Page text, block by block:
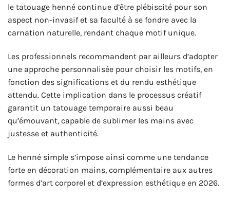
le tatouage henné continue d’être plébiscité pour son
aspect non-invasif et sa faculté à se fondre avec la
carnation naturelle, rendant chaque motif unique.
Les professionnels recommandent par ailleurs d’adopter
une approche personnalisée pour choisir les motifs, en
fonction des significations et du rendu esthétique
attendu. Cette implication dans le processus créatif
garantit un tatouage temporaire aussi beau
qu’émouvant, capable de sublimer les mains avec
justesse et authenticité.
Le henné simple s’impose ainsi comme une tendance
forte en décoration mains, complémentaire aux autres
formes d’art corporel et d’expression esthétique en 2026.